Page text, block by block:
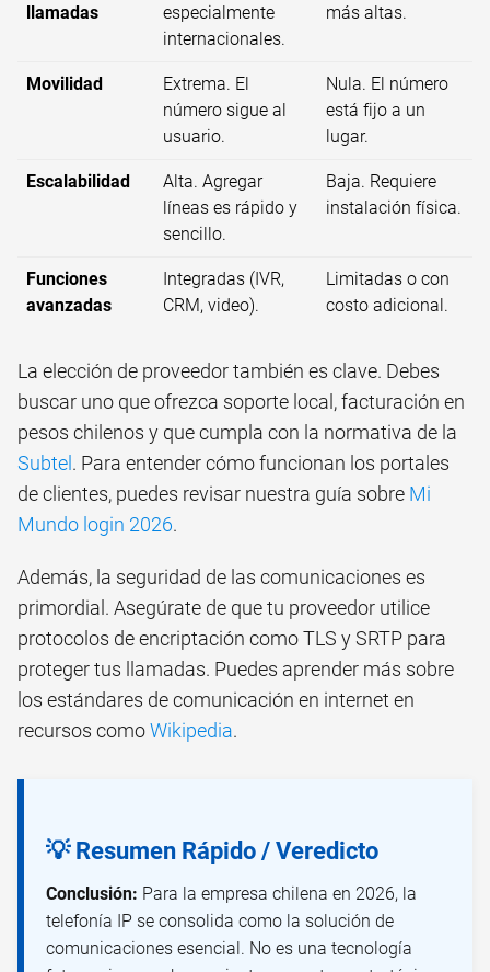
llamadas
especialmente
internacionales.
más altas.
Movilidad
Extrema. El
número sigue al
usuario.
Nula. El número
está fijo a un
lugar.
Escalabilidad
Alta. Agregar
líneas es rápido y
sencillo.
Baja. Requiere
instalación física.
Funciones
avanzadas
Integradas (IVR,
CRM, video).
Limitadas o con
costo adicional.
La elección de proveedor también es clave. Debes
buscar uno que ofrezca soporte local, facturación en
pesos chilenos y que cumpla con la normativa de la
Subtel. Para entender cómo funcionan los portales
de clientes, puedes revisar nuestra guía sobre Mi
Mundo login 2026.
Además, la seguridad de las comunicaciones es
primordial. Asegúrate de que tu proveedor utilice
protocolos de encriptación como TLS y SRTP para
proteger tus llamadas. Puedes aprender más sobre
los estándares de comunicación en internet en
recursos comoWikipedia.
💡 Resumen Rápido / Veredicto
Conclusión: Para la empresa chilena en 2026, la
telefonía IP se consolida como la solución de
comunicaciones esencial. No es una tecnología